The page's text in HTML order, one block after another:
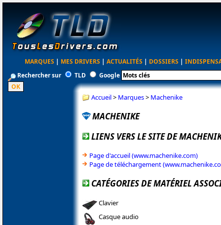
MARQUES | MES DRIVERS | ACTUALITÉS | DOSSIERS |
Rechercher sur
TLD Google
Accueil> Marques> Machenike
MACHENIKE
LIENS VERS LE SITE DE
Page d'accueil (www.machenike.com)
Page de téléchargement
CATÉGORIES DE MATÉRIEL
Clavier
Casque audio